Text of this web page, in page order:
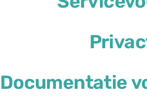
Documentatie